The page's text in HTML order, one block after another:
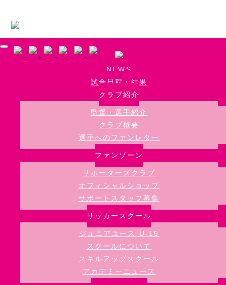
NEWS
試合日程・結果
クラブ紹介
監督・選手紹介
クラブ概要
選手へのファンレター
ファンゾーン
サポーターズクラブ
オフィシャルショップ
サポートスタッフ募集
サッカースクール
ジュニアユース U-15
スクールについて
スキルアップスクール
アカデミーニュース